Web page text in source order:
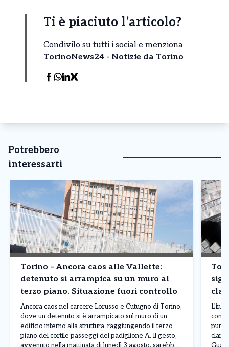
Ti è piaciuto l’articolo?
Condivilo su tutti i social e menziona
TorinoNews24 - Notizie da Torino
Potrebbero
interessarti
Torino – Ancora caos alle Vallette:
detenuto si arrampica su un muro al
terzo piano. Situazione fuori controllo
Ancora caos nel carcere Lorusso e Cutugno di Torino,
dove un detenuto si è arrampicato sul muro di un
edificio interno alla struttura, raggiungendo il terzo
piano del cortile passeggi del padiglione A. Il gesto,
avvenuto nella mattinata di lunedì 3 agosto, sarebbe